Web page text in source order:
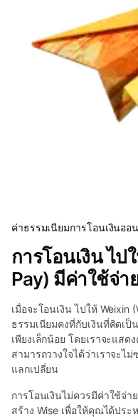
ค่าธรรมเนียมการโอนเงินออ
การโอนเงิน ไป
Pay) มีค่าใช้จ่า
เมื่อจะโอนเงิน ไปให้ Weixin
ธรรมเนียมคงที่กับเงินที่คิดเ
เพียงเล็กน้อย โดยเราจะแส
สามารถวางใจได้ว่าเราจะไ
แลกเปลี่ยน
การโอนเงินไม่ควรมีค่าใช้จ่า
สร้าง Wise เพื่อให้คุณได้ประ